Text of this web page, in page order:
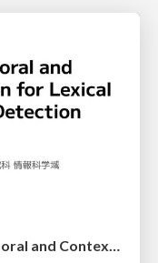
PhD Defence: Considering Temporal and Contextual Information for Lexical Semantic Change Detection